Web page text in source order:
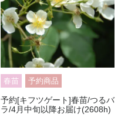
春苗 予約商品
予約[キフツゲート]春苗/つるバ
ラ/4月中旬以降お届け(2608h)